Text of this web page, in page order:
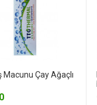
Macunu Çay Ağaçlı